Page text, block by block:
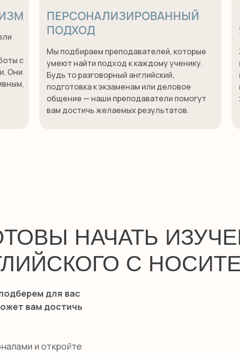
с
Они
Мы подбираем преподавателей, которые
умеют найти подход к каждому ученику.
Будь то разговорный английский,
подготовка к экзаменам или деловое
общение — наши преподаватели помогут
вам достичь желаемых результатов.
ПЕРСОНАЛИЗИРОВАННЫЙ
ПОДХОД
НАЧАТЬ
С
для вас
вам достичь
и откройте